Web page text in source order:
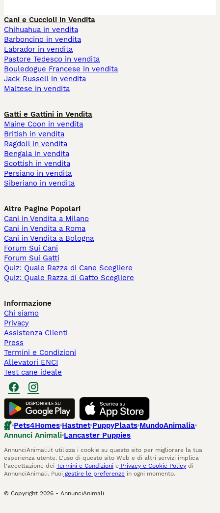
Cani e Cuccioli in Vendita
Chihuahua in vendita
Barboncino in vendita
Labrador in vendita
Pastore Tedesco in vendita
Bouledogue Francese in vendita
Jack Russell in vendita
Maltese in vendita
Gatti e Gattini in Vendita
Maine Coon in vendita
British in vendita
Ragdoll in vendita
Bengala in vendita
Scottish in vendita
Persiano in vendita
Siberiano in vendita
Altre Pagine Popolari
Cani in Vendita a Milano
Cani in Vendita a Roma
Cani in Vendita a Bologna
Forum Sui Cani
Forum Sui Gatti
Quiz: Quale Razza di Cane Scegliere
Quiz: Quale Razza di Gatto Scegliere
Informazione
Chi siamo
Privacy
Assistenza Clienti
Press
Termini e Condizioni
Allevatori ENCI
Test cane ideale
Pets4Homes Hastnet PuppyPlaats MundoAnimalia
Annunci Animali Lancaster Puppies
AnnunciAnimali.it utilizza i cookie su questo sito per migliorare la tua
esperienza utente. L'uso di questo sito Web e di altri servizi implica
l'accettazione dei Termini e Condizioni e Privacy e Cookie Policy di
AnnunciAnimali. Puoi gestire le preferenze in ogni momento.
© Copyright 2026 - AnnunciAnimali